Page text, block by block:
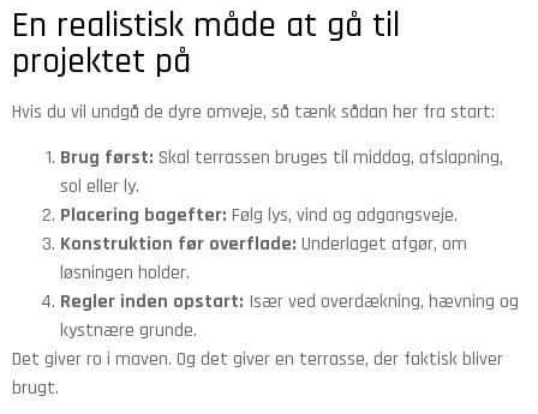
En realistisk måde at gå til
projektet på
Hvis du vil undgå de dyre omveje, så tænk sådan her fra start:
Brug først: Skal terrassen bruges til middag, afslapning,
sol eller ly.
Placering bagefter: Følg lys, vind og adgangsveje.
Konstruktion før overflade: Underlaget afgør, om
løsningen holder.
Regler inden opstart: Især ved overdækning, hævning og
kystnære grunde.
Det giver ro i maven. Og det giver en terrasse, der faktisk bliver
brugt.